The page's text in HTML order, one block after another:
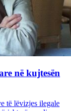
në kujtesën
të lëvizjes ilegale